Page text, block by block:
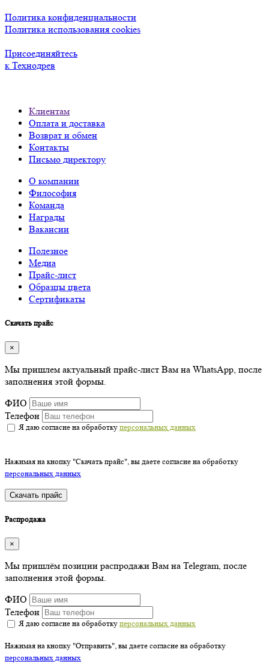
Политика конфиденциальности
Политика использования cookies
Присоединяйтесь
к Технодрев
Клиентам
Оплата и доставка
Возврат и обмен
Контакты
Письмо директору
О компании
Философия
Команда
Награды
Вакансии
Полезное
Медиа
Прайс-лист
Образцы цвета
Сертификаты
Скачать прайс
×
Мы пришлем актуальный прайс-лист Вам на WhatsApp, после
заполнения этой формы.
ФИО
Телефон
Я даю согласие на обработку персональных данных
Нажимая на кнопку "Скачать прайс", вы даете согласие на обработку
персональных данных
Скачать прайс
Распродажа
×
Мы пришлём позиции распродажи Вам на Telegram, после
заполнения этой формы.
ФИО
Телефон
Я даю согласие на обработку персональных данных
Нажимая на кнопку "Отправить", вы даете согласие на обработку
персональных данных